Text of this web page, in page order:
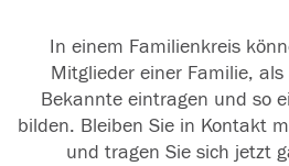
In einem Familienkreis
Mitglieder einer Familie,
Bekannte eintragen und so
bilden. Bleiben Sie in Kontakt
und tragen Sie sich jetzt